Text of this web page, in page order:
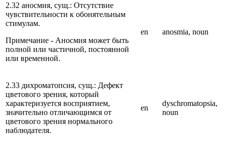
2.32 аносмия, сущ.: Отсутствие
чувствительности к обонятельным
стимулам.
Примечание - Аносмия может быть
полной или частичной, постоянной
или временной.
en anosmia, noun
2.33 дихроматопсия, сущ.: Дефект
цветового зрения, который
характеризуется восприятием,
значительно отличающимся от
цветового зрения нормального
наблюдателя.
en
dyschromatopsia,
noun